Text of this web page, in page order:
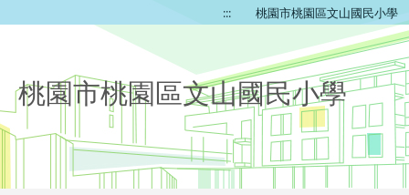
::: 桃園市桃園區文山國民小學
桃園市桃園區文山國民小學